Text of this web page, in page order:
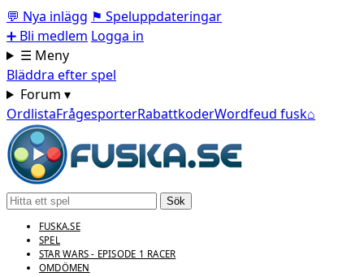
💬 Nya inlägg ⚑ Speluppdateringar
➕ Bli medlem Logga in
☰ Meny
Bläddra efter spel
Forum ▾
OrdlistaFrågesporterRabattkoderWordfeud fusk⌂
Sök
FUSKA.SE
SPEL
STAR WARS - EPISODE 1 RACER
OMDÖMEN